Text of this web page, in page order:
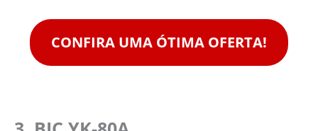
CONFIRA UMA ÓTIMA OFERTA!